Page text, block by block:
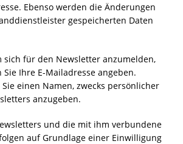
Ebenso werden die Änderungen
gespeicherten Daten
sich für den Newsletter anzumelden,
Sie Ihre E-Mailadresse angeben.
einen Namen, zwecks persönlicher
anzugeben.
und die mit ihm verbundene
auf Grundlage einer Einwilligung